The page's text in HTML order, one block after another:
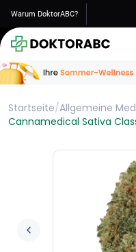
Warum DoktorABC?
Startseite/Allgemeine
Cannamedical Sativa